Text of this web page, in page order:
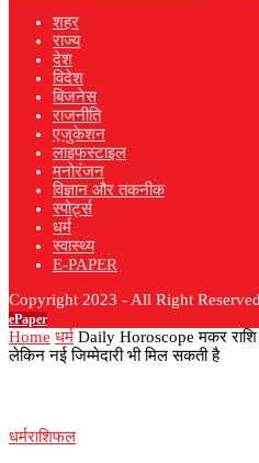
शहर
राज्य
देश
विदेश
बिजनेस
राजनीति
एजुकेशन
लाइफस्टाइल
मनोरंजन
विज्ञान और तकनीक
स्पोर्ट्स
धर्म
स्वास्थ्य
E-PAPER
Copyright 2023 - All Right Reserved
ePaper
Home धर्म Daily Horoscope मकर
लेकिन नई जिम्मेदारी भी मिल सकती है
धर्मराशिफल